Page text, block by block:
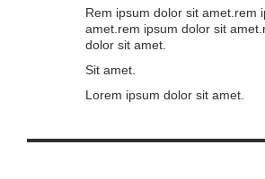
Rem ipsum dolor sit amet.rem
amet.rem ipsum dolor sit
dolor sit amet.
Sit amet.
Lorem ipsum dolor sit amet.